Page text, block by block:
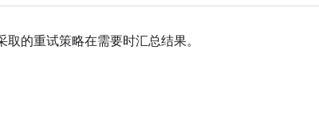
的重试策略在需要时汇总结果。